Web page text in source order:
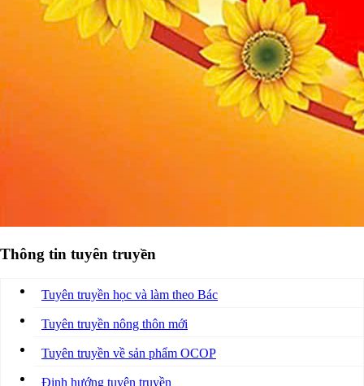
Thông tin tuyên truyền
Tuyên truyền học và làm theo Bác
Tuyên truyền nông thôn mới
Tuyên truyền về sản phẩm OCOP
Định hướng tuyên truyền